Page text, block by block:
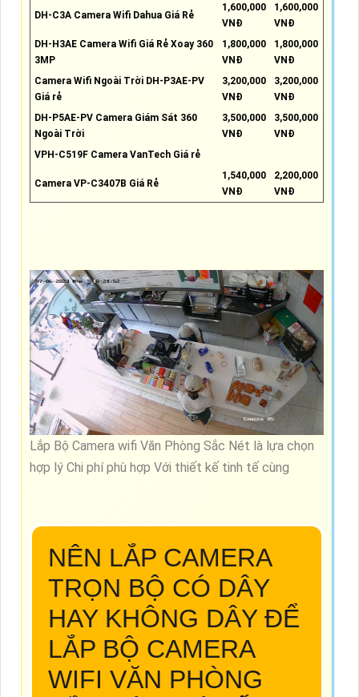
DH-C3A Camera Wifi Dahua Giá Rẻ
1,600,000
VNĐ
1,600,000
VNĐ
DH-H3AE Camera Wifi Giá Rẻ Xoay 360
3MP
1,800,000
VNĐ
1,800,000
VNĐ
Camera Wifi Ngoài Trời DH-P3AE-PV
Giá rẻ
3,200,000
VNĐ
3,200,000
VNĐ
DH-P5AE-PV Camera Giám Sát 360
Ngoài Trời
3,500,000
VNĐ
3,500,000
VNĐ
VPH-C519F Camera VanTech Giá rẻ
Camera VP-C3407B Giá Rẻ
1,540,000
VNĐ
2,200,000
VNĐ
Lắp Bộ Camera wifi Văn Phòng Sắc Nét là lựa chọn
hợp lý Chi phí phù hợp Với thiết kế tinh tế cùng
NÊN LẮP CAMERA
TRỌN BỘ CÓ DÂY
HAY KHÔNG DÂY ĐỂ
LẮP BỘ CAMERA
WIFI VĂN PHÒNG